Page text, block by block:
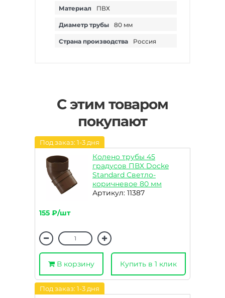
Материал ПВХ
Диаметр трубы 80 мм
Страна производства Россия
С этим товаром
покупают
Под заказ: 1-3 дня
Колено трубы 45
градусов ПВХ Docke
Standard Светло-
коричневое 80 мм
Артикул: 11387
155 ₽/шт
В корзину Купить в 1 клик
Под заказ: 1-3 дня